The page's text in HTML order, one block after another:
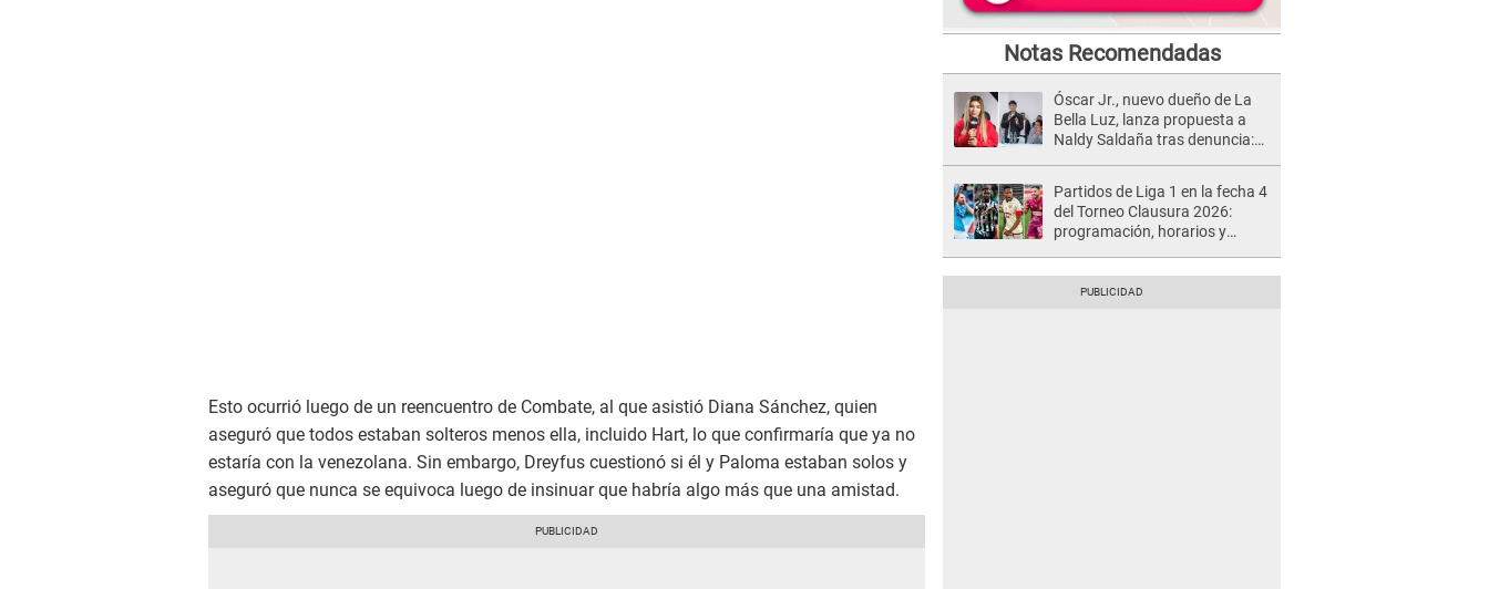
Esto ocurrió luego de un reencuentro de Combate, al que asistió Diana Sánchez, quien
aseguró que todos estaban solteros menos ella, incluido Hart, lo que confirmaría que ya no
estaría con la venezolana. Sin embargo, Dreyfus cuestionó si él y Paloma estaban solos y
aseguró que nunca se equivoca luego de insinuar que habría algo más que una amistad.
Notas Recomendadas
Óscar Jr., nuevo dueño de La
Bella Luz, lanza propuesta a
Naldy Saldaña tras denuncia:
Partidos de Liga 1 en la fecha 4
del Torneo Clausura 2026:
programación, horarios y